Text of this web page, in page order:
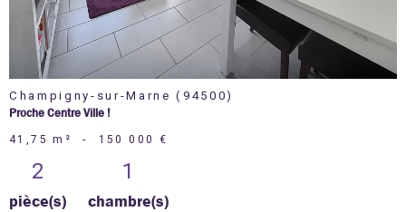
Champigny-sur-Marne (94500)
Proche Centre Ville !
41,75 m² - 150 000 €
2
pièce(s)
1
chambre(s)